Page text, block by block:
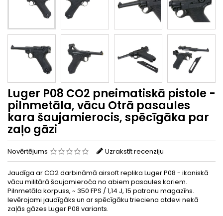
Luger P08 CO2 pneimatiskā pistole -
pilnmetāla, vācu Otrā pasaules
kara šaujamierocis, spēcīgāka par
zaļo gāzi
Novērtējums Uzrakstīt recenziju
Jaudīga ar CO2 darbināmā airsoft replika Luger P08 - ikoniskā
vācu militārā šaujamieroča no abiem pasaules kariem.
Pilnmetāla korpuss, ~ 350 FPS / 1,14 J, 15 patronu magazīns.
Ievērojami jaudīgāks un ar spēcīgāku trieciena atdevi nekā
zaļās gāzes Luger P08 variants.